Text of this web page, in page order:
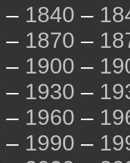
– 1840 –
– 1870 –
– 1900 –
– 1930 –
– 1960 –
– 1990 –